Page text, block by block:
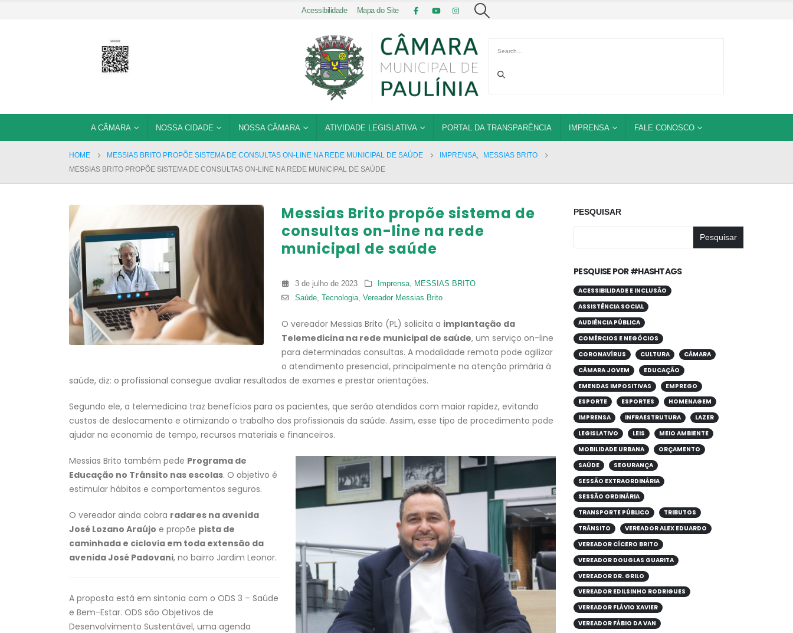
Acessibilidade| Mapa do Site
A CÂMARA NOSSA CIDADE NOSSA CÂMARA ATIVIDADE LEGISLATIVA PORTAL DA TRANSPARÊNCIA IMPRENSA FALE CONOSCO
HOME MESSIAS BRITO PROPÕE SISTEMA DE CONSULTAS ON-LINE NA REDE MUNICIPAL DE SAÚDE IMPRENSA,
MESSIAS BRITO
MESSIAS BRITO PROPÕE SISTEMA DE CONSULTAS ON-LINE NA REDE MUNICIPAL DE SAÚDE
Messias Brito propõe sistema de
consultas on-line na rede
municipal de saúde
3 de julho de 2023 Imprensa, MESSIAS BRITO
Saúde, Tecnologia, Vereador Messias Brito
O vereador Messias Brito (PL) solicita a implantação da
Telemedicina na rede municipal de saúde, um serviço on-line
para determinadas consultas. A modalidade remota pode agilizar
o atendimento presencial, principalmente na atenção primária à
saúde, diz: o profissional consegue avaliar resultados de exames e prestar orientações.
Segundo ele, a telemedicina traz benefícios para os pacientes, que serão atendidos com maior rapidez, evitando
custos de deslocamento e otimizando o trabalho dos profissionais da saúde. Assim, esse tipo de procedimento pode
ajudar na economia de tempo, recursos materiais e financeiros.
Messias Brito também pede Programa de
Educação no Trânsito nas escolas. O objetivo é
estimular hábitos e comportamentos seguros.
O vereador ainda cobra radares na avenida
José Lozano Araújo e propõe pista de
caminhada e ciclovia em toda extensão da
avenida José Padovani, no bairro Jardim Leonor.
A proposta está em sintonia com o ODS 3 – Saúde
e Bem-Estar. ODS são Objetivos de
Desenvolvimento Sustentável, uma agenda
PESQUISAR
Pesquisar
PESQUISE POR #HASHTAGS
ACESSIBILIDADE E INCLUSÃO
ASSISTÊNCIA SOCIAL
AUDIÊNCIA PÚBLICA
COMÉRCIOS E NEGÓCIOS
CORONAVÍRUS
CULTURA
CÂMARA
CÂMARA JOVEM
EDUCAÇÃO
EMENDAS IMPOSITIVAS
EMPREGO
ESPORTE
ESPORTES
HOMENAGEM
IMPRENSA
INFRAESTRUTURA
LAZER
LEGISLATIVO
LEIS
MEIO AMBIENTE
MOBILIDADE URBANA
ORÇAMENTO
SAÚDE
SEGURANÇA
SESSÃO EXTRAORDINÁRIA
SESSÃO ORDINÁRIA
TRANSPORTE PÚBLICO
TRIBUTOS
TRÂNSITO
VEREADOR ALEX EDUARDO
VEREADOR CÍCERO BRITO
VEREADOR DOUGLAS GUARITA
VEREADOR DR. GRILO
VEREADOR EDILSINHO RODRIGUES
VEREADOR FLÁVIO XAVIER
VEREADOR FÁBIO DA VAN